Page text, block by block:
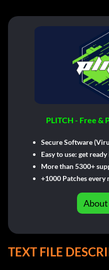
PLITCH - Free &
Secure Software
Easy to use: get
More than 5300+
+1000 Patches
About
TEXT FILE